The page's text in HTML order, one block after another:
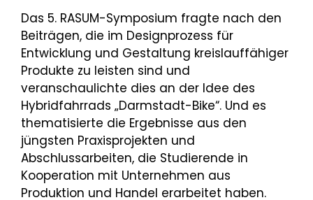
Das 5. RASUM-Symposium fragte nach den
Beiträgen, die im Designprozess für
Entwicklung und Gestaltung kreislauffähiger
Produkte zu leisten sind und
veranschaulichte dies an der Idee des
Hybridfahrrads „Darmstadt-Bike“. Und es
thematisierte die Ergebnisse aus den
jüngsten Praxisprojekten und
Abschlussarbeiten, die Studierende in
Kooperation mit Unternehmen aus
Produktion und Handel erarbeitet haben.